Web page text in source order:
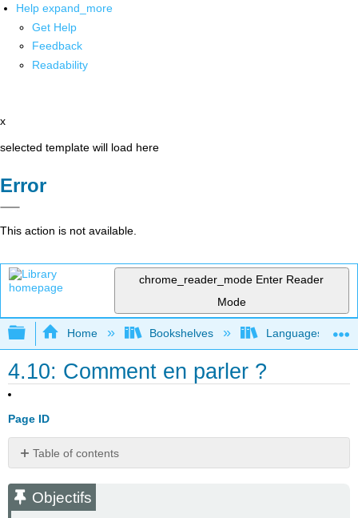
Help expand_more
Get Help
Feedback
Readability
x
selected template will load here
Error
This action is not available.
chrome_reader_mode Enter Reader
Mode
Expand/collapse global hierarchy
Home Bookshelves Languages
4.10: Comment en parler ?
Page ID
Table of contents
Fichiers
audio
Objectifs